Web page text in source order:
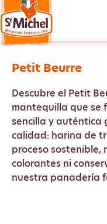
Petit Beurre
Descubre el Petit
mantequilla que se
sencilla y auténtica
calidad: harina de
proceso sostenible,
colorantes ni
nuestra panadería